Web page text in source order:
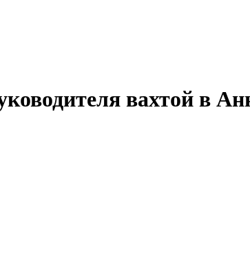
вахтой в